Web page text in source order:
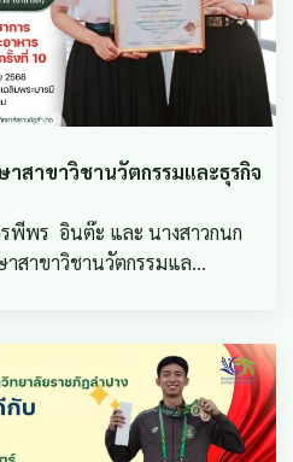
สาขาวิชานวัตกรรมและธุรกิจ
พีพร อินต๊ะ และ นางสาวกนก
าสาขาวิชานวัตกรรมแล…